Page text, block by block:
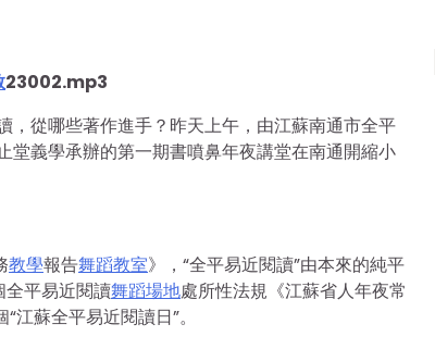
23002.mp3
，從哪些著作進手？昨天上午，由江蘇南通市全平
堂義學承辦的第一期書噴鼻年夜講堂在南通開縮小
教學報告舞蹈教室》，“全平易近閱讀”由本來的純平
全平易近閱讀舞蹈場地處所性法規《江蘇省人年夜常
蘇全平易近閱讀日”。